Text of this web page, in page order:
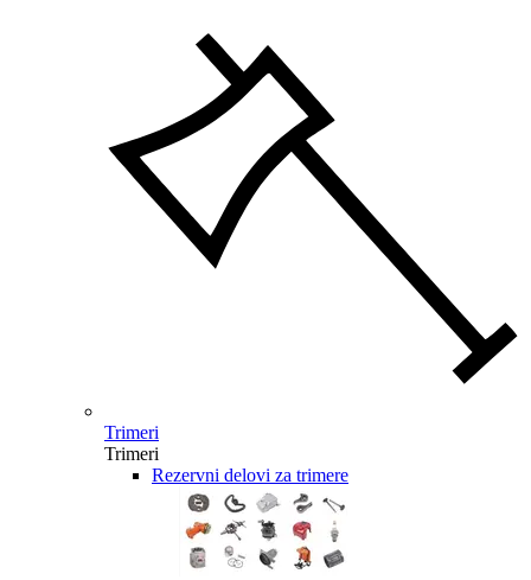
Trimeri
Trimeri
Rezervni delovi za trimere